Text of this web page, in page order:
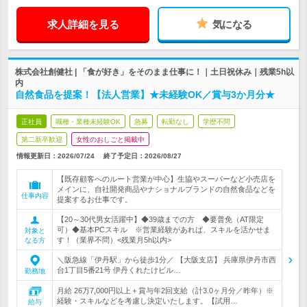
求人詳細を見る 気になる
株式会社創健社 | 「食が好き」をそのまま仕事に！｜土日祝休み｜残業5h以
内
自然食品を提案！【法人営業】★未経験OK／賞与3か月分★
正社員 職種・業種未経験OK 急募 転勤なし 学歴不問
第二新卒歓迎 女性のおしごと掲載中
情報更新日：2026/07/24 終了予定日： 2026/08/27
仕事内容
【既存顧客へのルート営業が中心】生協やスーパーなど小売店を
メインに、自社開発商品やナショナルブランドの自然食品などを
提案するお仕事です。
対象と
なる方
【20～30代男女活躍中】◆39歳までの方 ◆要普免（AT限定
可）◆基本PCスキル ※営業経験があれば、スキルを活かせま
す！（業界不問）<残業月5h以内>
勤務地
＼阪急線「伊丹駅」から徒歩1分／ 【大阪支店】 兵庫県伊丹市西
台1丁目5番21号 伊丹くれたけビル…
給与
月給 26万7,000円以上＋賞与年2回支給（計3.0ヶ月分／昨年）※
経験・スキルなどを考慮し決定いたします。【試用…